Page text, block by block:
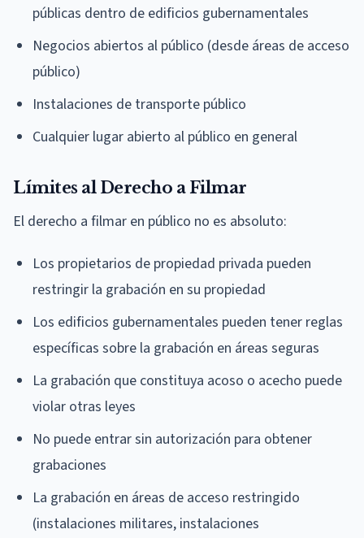
públicas dentro de edificios gubernamentales
Negocios abiertos al público (desde áreas de acceso
público)
Instalaciones de transporte público
Cualquier lugar abierto al público en general
Límites al Derecho a Filmar
El derecho a filmar en público no es absoluto:
Los propietarios de propiedad privada pueden
restringir la grabación en su propiedad
Los edificios gubernamentales pueden tener reglas
específicas sobre la grabación en áreas seguras
La grabación que constituya acoso o acecho puede
violar otras leyes
No puede entrar sin autorización para obtener
grabaciones
La grabación en áreas de acceso restringido
(instalaciones militares, instalaciones